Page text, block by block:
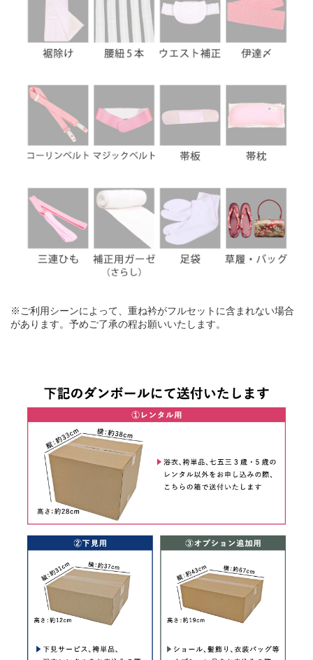
※ご利用シーンによって、重ね衿がフルセットに含まれない場合
があります。予めご了承の程お願いいたします。